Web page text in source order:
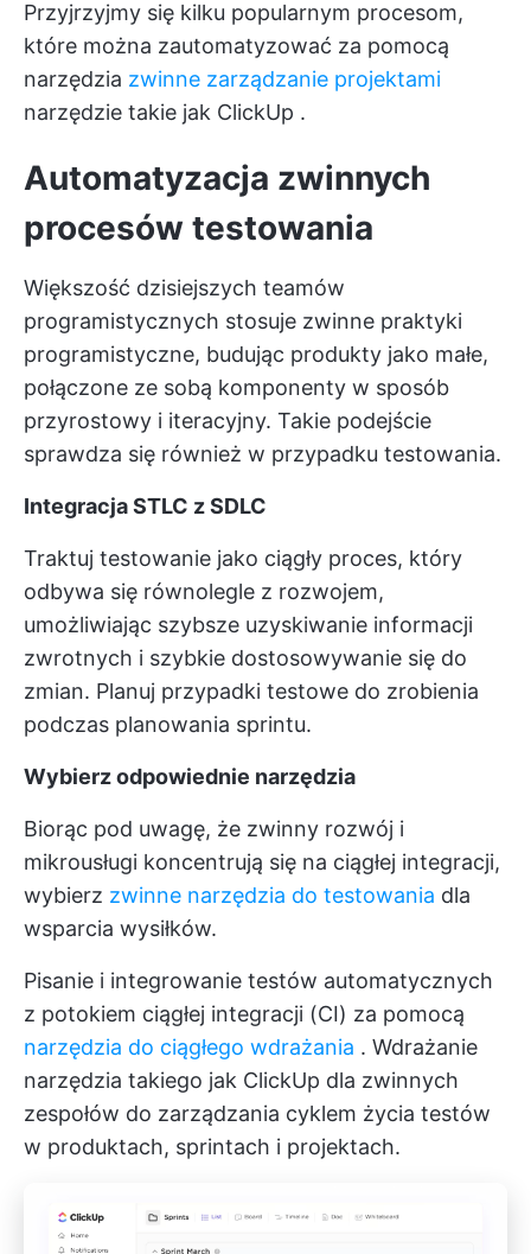
Przyjrzyjmy się kilku popularnym procesom,
które można zautomatyzować za pomocą
narzędzia zwinne zarządzanie projektami
narzędzie takie jak ClickUp .
Automatyzacja zwinnych
procesów testowania
Większość dzisiejszych teamów
programistycznych stosuje zwinne praktyki
programistyczne, budując produkty jako małe,
połączone ze sobą komponenty w sposób
przyrostowy i iteracyjny. Takie podejście
sprawdza się również w przypadku testowania.
Integracja STLC z SDLC
Traktuj testowanie jako ciągły proces, który
odbywa się równolegle z rozwojem,
umożliwiając szybsze uzyskiwanie informacji
zwrotnych i szybkie dostosowywanie się do
zmian. Planuj przypadki testowe do zrobienia
podczas planowania sprintu.
Wybierz odpowiednie narzędzia
Biorąc pod uwagę, że zwinny rozwój i
mikrousługi koncentrują się na ciągłej integracji,
wybierz zwinne narzędzia do testowania dla
wsparcia wysiłków.
Pisanie i integrowanie testów automatycznych
z potokiem ciągłej integracji (CI) za pomocą
narzędzia do ciągłego wdrażania . Wdrażanie
narzędzia takiego jak ClickUp dla zwinnych
zespołów do zarządzania cyklem życia testów
w produktach, sprintach i projektach.